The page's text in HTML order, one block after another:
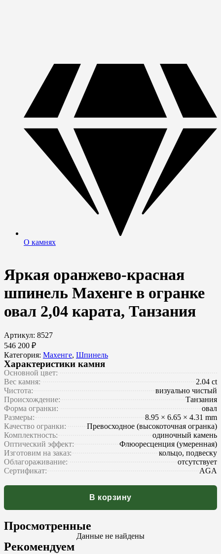
О камнях
Яркая оранжево-красная
шпинель Махенге в огранке
овал 2,04 карата, Танзания
Артикул: 8527
546 200 ₽
Категория: Махенге, Шпинель
Характеристики камня
Основной цвет:
Вес камня:
2.04 ct
Чистота:
визуально чистый
Происхождение:
Танзания
Форма огранки:
овал
Размеры:
8.95 × 6.65 × 4.31 mm
Качество огранки:
Превосходное (высокоточная огранка)
Комплектность:
одиночный камень
Оптический эффект:
Флюоресценция (умеренная)
Изготовим на заказ:
кольцо, подвеску
Облагораживание:
отсутствует
Сертификат:
AGA
В корзину
Просмотренные
Данные не найдены
Рекомендуем